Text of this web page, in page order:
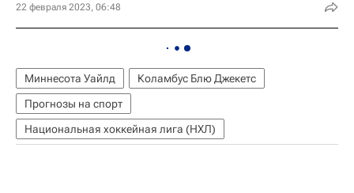
22 февраля 2023, 06:48
Миннесота Уайлд
Коламбус Блю Джекетс
Прогнозы на спорт
Национальная хоккейная лига (НХЛ)